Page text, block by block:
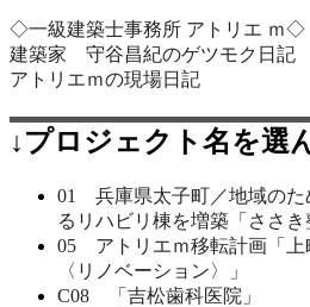
◇一級建築士事務所 アトリエ ｍ◇
建築家 守谷昌紀のゲツモク日記
アトリエｍの現場日記
↓プロジェクト名を選
01 兵庫県太子町／地域のた
るリハビリ棟を増築「ささき
05 アトリエｍ移転計画「上
〈リノベーション〉」
C08 「吉松歯科医院」